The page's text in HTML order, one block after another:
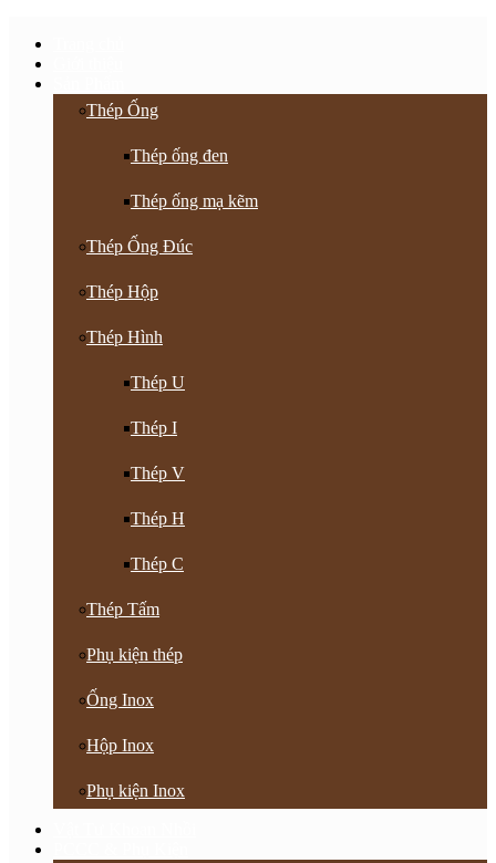
Thép Ống
Thép ống đen
Thép ống mạ kẽm
Thép Ống Đúc
Thép Hộp
Thép Hình
Thép U
Thép I
Thép V
Thép H
Thép C
Thép Tấm
Phụ kiện thép
Ống Inox
Hộp Inox
Phụ kiện Inox